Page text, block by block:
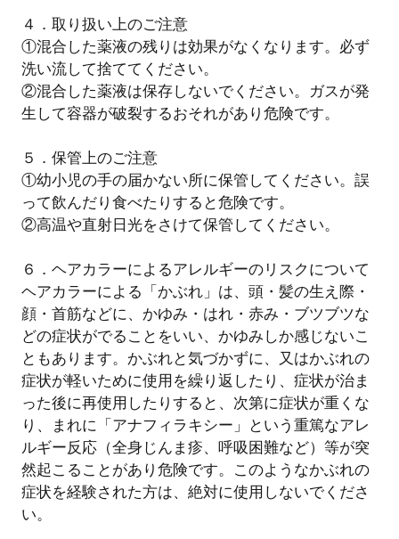
４．取り扱い上のご注意
①混合した薬液の残りは効果がなくなります。必ず
洗い流して捨ててください。
②混合した薬液は保存しないでください。ガスが発
生して容器が破裂するおそれがあり危険です。
５．保管上のご注意
①幼小児の手の届かない所に保管してください。誤
って飲んだり食べたりすると危険です。
②高温や直射日光をさけて保管してください。
６．ヘアカラーによるアレルギーのリスクについて
ヘアカラーによる「かぶれ」は、頭・髪の生え際・
顔・首筋などに、かゆみ・はれ・赤み・ブツブツな
どの症状がでることをいい、かゆみしか感じないこ
ともあります。かぶれと気づかずに、又はかぶれの
症状が軽いために使用を繰り返したり、症状が治ま
った後に再使用したりすると、次第に症状が重くな
り、まれに「アナフィラキシー」という重篤なアレ
ルギー反応（全身じんま疹、呼吸困難など）等が突
然起こることがあり危険です。このようなかぶれの
症状を経験された方は、絶対に使用しないでくださ
い。